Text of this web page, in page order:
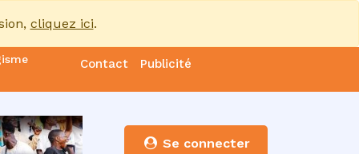
cliquez ici.
Contact Publicité
Se connecter